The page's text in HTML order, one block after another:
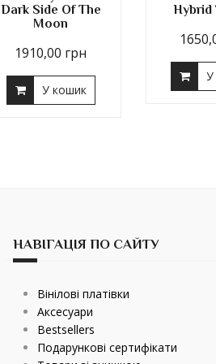
Dark Side Of The
Moon
1910,00 грн
У кошик
Hybrid
У
НАВІГАЦІЯ ПО САЙТУ
Вінілові платівки
Аксесуари
Bestsellers
Подарункові сертифікати